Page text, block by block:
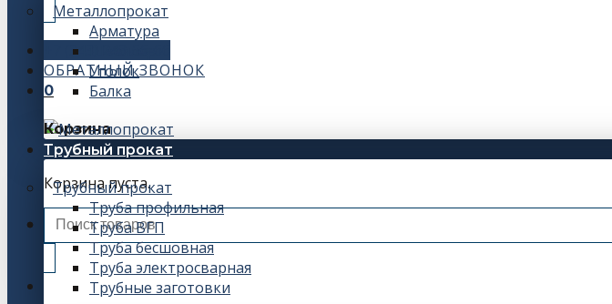
+7 (343) 243-56-66
ОБРАТНЫЙ ЗВОНОК
0
Корзина
Корзина пуста.
Искать:
Металлопрокат
Арматура
Уголок
Балка
Трубный прокат
Трубный прокат
Труба профильная
Труба ВГП
Труба бесшовная
Труба электросварная
Трубные заготовки